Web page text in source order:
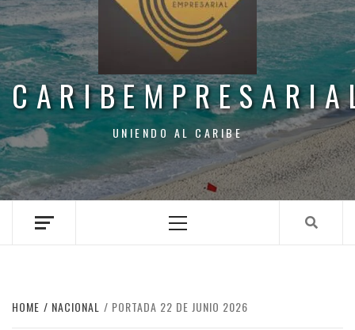
UNIENDO AL CARIBE
Menu
HOME NACIONAL PORTADA 22 DE JUNIO 2026